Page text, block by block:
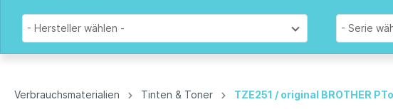
- Hersteller wählen - - Serie
Verbrauchsmaterialien Tinten & Toner TZE251 / original BROTHER